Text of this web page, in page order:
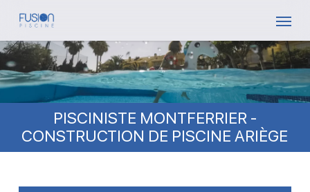
Skip
main
content
PISCINISTE MONTFERRIER -
CONSTRUCTION DE PISCINE ARIÈGE